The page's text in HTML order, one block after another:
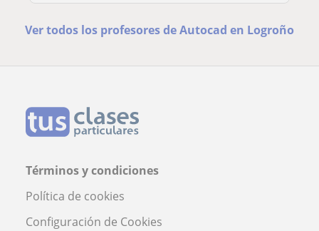
Ver todos los profesores de Autocad en Logroño
Términos y condiciones
Política de cookies
Configuración de Cookies